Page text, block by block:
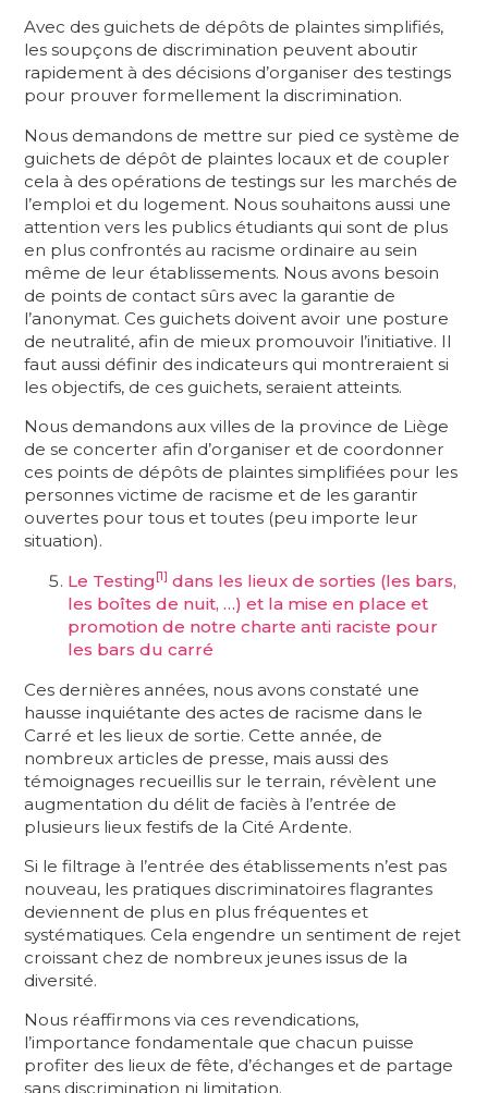
Avec des guichets de dépôts de plaintes simplifiés,
les soupçons de discrimination peuvent aboutir
rapidement à des décisions d’organiser des testings
pour prouver formellement la discrimination.
Nous demandons de mettre sur pied ce système de
guichets de dépôt de plaintes locaux et de coupler
cela à des opérations de testings sur les marchés de
l’emploi et du logement. Nous souhaitons aussi une
attention vers les publics étudiants qui sont de plus
en plus confrontés au racisme ordinaire au sein
même de leur établissements. Nous avons besoin
de points de contact sûrs avec la garantie de
l’anonymat. Ces guichets doivent avoir une posture
de neutralité, afin de mieux promouvoir l’initiative. Il
faut aussi définir des indicateurs qui montreraient si
les objectifs, de ces guichets, seraient atteints.
Nous demandons aux villes de la province de Liège
de se concerter afin d’organiser et de coordonner
ces points de dépôts de plaintes simplifiées pour les
personnes victime de racisme et de les garantir
ouvertes pour tous et toutes (peu importe leur
situation).
Le Testing[1] dans les lieux de sorties (les bars,
les boîtes de nuit, …) et la mise en place et
promotion de notre charte anti raciste pour
les bars du carré
Ces dernières années, nous avons constaté une
hausse inquiétante des actes de racisme dans le
Carré et les lieux de sortie. Cette année, de
nombreux articles de presse, mais aussi des
témoignages recueillis sur le terrain, révèlent une
augmentation du délit de faciès à l’entrée de
plusieurs lieux festifs de la Cité Ardente.
Si le filtrage à l’entrée des établissements n’est pas
nouveau, les pratiques discriminatoires flagrantes
deviennent de plus en plus fréquentes et
systématiques. Cela engendre un sentiment de rejet
croissant chez de nombreux jeunes issus de la
diversité.
Nous réaffirmons via ces revendications,
l’importance fondamentale que chacun puisse
profiter des lieux de fête, d’échanges et de partage
sans discrimination ni limitation.